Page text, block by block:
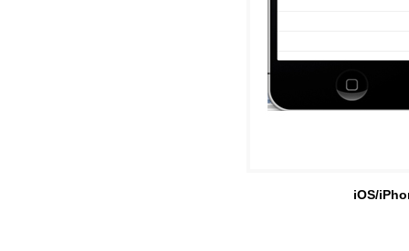
iOS/